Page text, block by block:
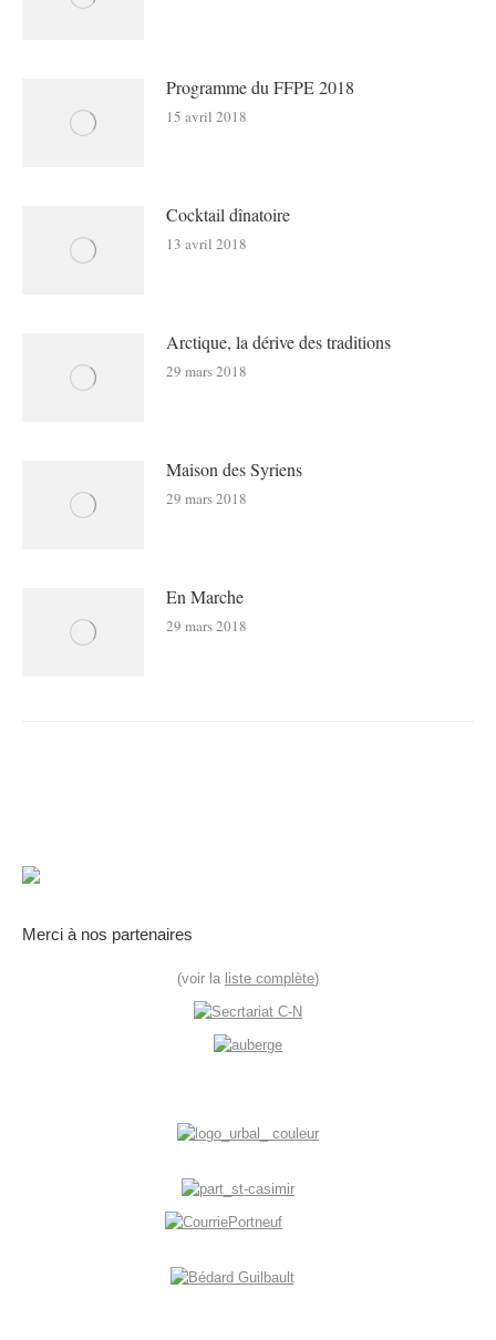
Programme du FFPE 2018
15 avril 2018
Cocktail dînatoire
13 avril 2018
Arctique, la dérive des traditions
29 mars 2018
Maison des Syriens
29 mars 2018
En Marche
29 mars 2018
Merci à nos partenaires
(voir la liste complète)